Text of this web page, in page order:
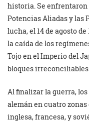
historia. Se enfrentaron
Potencias Aliadas y las
lucha, el 14 de agosto
la caída de los
Tojo en el Imperio del
bloques
Al finalizar la guerra,
alemán en cuatro
inglesa, francesa, y